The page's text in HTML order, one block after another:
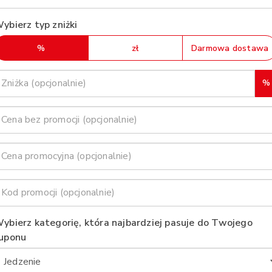
typ zniżki
% zł Darmowa dostawa
%
kategorię, która najbardziej pasuje do Twojego